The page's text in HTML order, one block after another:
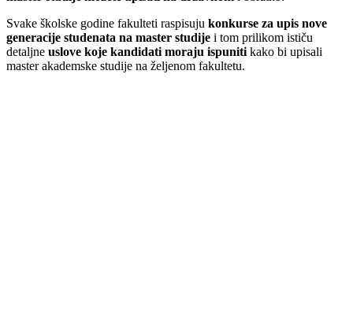
Svake školske godine fakulteti raspisuju konkurse za upis nove
generacije studenata na master studije i tom prilikom ističu
detaljne uslove koje kandidati moraju ispuniti kako bi upisali
master akademske studije na željenom fakultetu.